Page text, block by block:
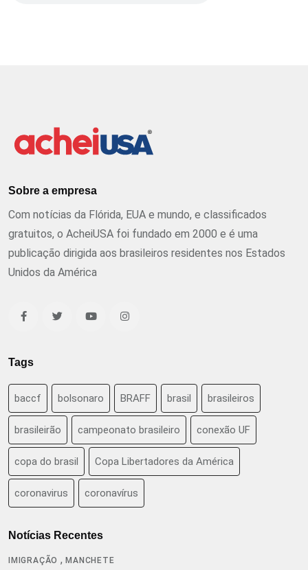
Sobre a empresa
Com notícias da Flórida, EUA e mundo, e classificados
gratuitos, o AcheiUSA foi fundado em 2000 e é uma
publicação dirigida aos brasileiros residentes nos Estados
Unidos da América
Tags
baccf bolsonaro BRAFF brasil brasileiros
brasileirão campeonato brasileiro conexão UF
copa do brasil Copa Libertadores da América
coronavirus coronavírus
Notícias Recentes
IMIGRAÇÃO ,MANCHETE